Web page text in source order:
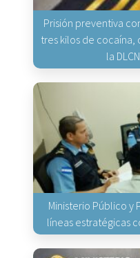
Prisión preventiva
tres kilos de
la
Ministerio Público y
líneas estratégicas